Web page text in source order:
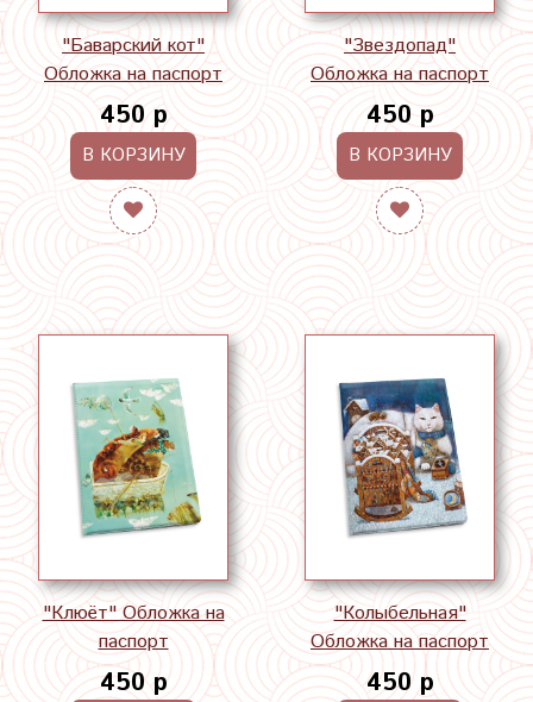
"Баварский кот"
Обложка на паспорт
450 р
В КОРЗИНУ
"Звездопад"
Обложка на паспорт
450 р
В КОРЗИНУ
"Клюёт" Обложка на
паспорт
450 р
"Колыбельная"
Обложка на паспорт
450 р